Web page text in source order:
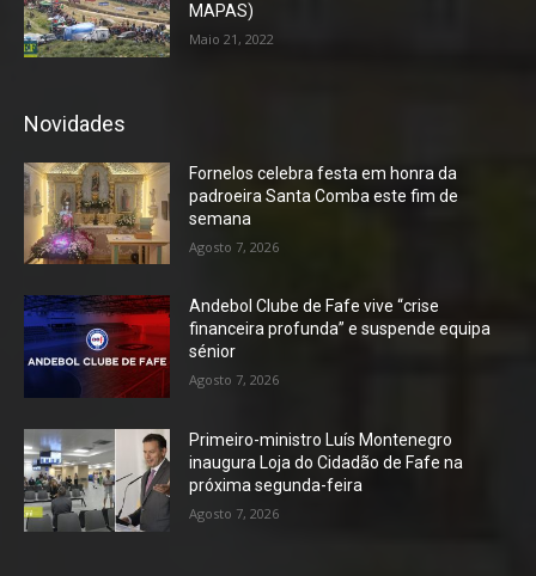
MAPAS)
Maio 21, 2022
Novidades
Fornelos celebra festa em honra da
padroeira Santa Comba este fim de
semana
Agosto 7, 2026
Andebol Clube de Fafe vive “crise
financeira profunda” e suspende equipa
sénior
Agosto 7, 2026
Primeiro-ministro Luís Montenegro
inaugura Loja do Cidadão de Fafe na
próxima segunda-feira
Agosto 7, 2026